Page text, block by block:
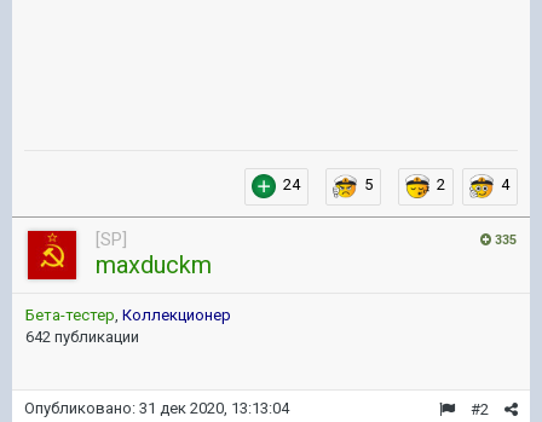
24 5 2 4
335
[SP]
maxduckm
Бета-тестер, Коллекционер
642 публикации
#2
Опубликовано: 31 дек 2020, 13:13:04